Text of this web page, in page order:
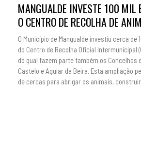
MANGUALDE INVESTE 100 MIL
O CENTRO DE RECOLHA DE
O Município de Mangualde investiu cerca de
do Centro de Recolha Oficial Intermunicipal
do qual fazem parte também os Concelhos
Castelo e Aguiar da Beira. Esta ampliação
de cercas para abrigar os animais,